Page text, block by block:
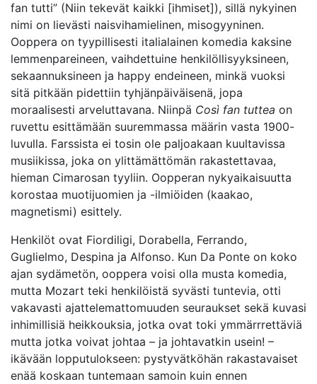
fan tutti” (Niin tekevät kaikki [ihmiset]), sillä nykyinen
nimi on lievästi naisvihamielinen, misogyyninen.
Ooppera on tyypillisesti italialainen komedia kaksine
lemmenpareineen, vaihdettuine henkilöllisyyksineen,
sekaannuksineen ja happy endeineen, minkä vuoksi
sitä pitkään pidettiin tyhjänpäiväisenä, jopa
moraalisesti arveluttavana. Niinpä Così fan tuttea on
ruvettu esittämään suuremmassa määrin vasta 1900-
luvulla. Farssista ei tosin ole paljoakaan kuultavissa
musiikissa, joka on ylittämättömän rakastettavaa,
hieman Cimarosan tyyliin. Oopperan nykyaikaisuutta
korostaa muotijuomien ja -ilmiöiden (kaakao,
magnetismi) esittely.
Henkilöt ovat Fiordiligi, Dorabella, Ferrando,
Guglielmo, Despina ja Alfonso. Kun Da Ponte on koko
ajan sydämetön, ooppera voisi olla musta komedia,
mutta Mozart teki henkilöistä syvästi tuntevia, otti
vakavasti ajattelemattomuuden seuraukset sekä kuvasi
inhimillisiä heikkouksia, jotka ovat toki ymmärrrettäviä
mutta jotka voivat johtaa – ja johtavatkin usein! –
ikävään lopputulokseen: pystyvätköhän rakastavaiset
enää koskaan tuntemaan samoin kuin ennen